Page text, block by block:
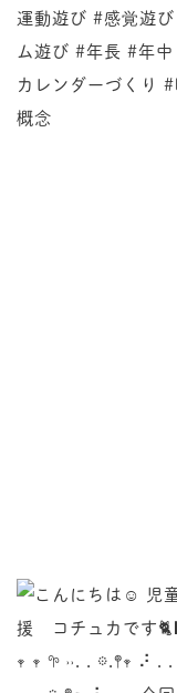
♩ . . . 𖥧 𖥧 𖧧 ˒˒. . 𖡼.𖤣𖥧